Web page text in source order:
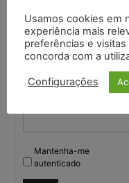
Você deve fazer login
Nome de usuário:
Mantenha-me
autenticado
Usamos cookies em
experiência mais
preferências e visitas
concorda com a
Configurações